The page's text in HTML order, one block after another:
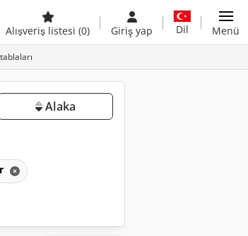
Alışveriş listesi (0) Giriş yap Dil Menü
Alaka